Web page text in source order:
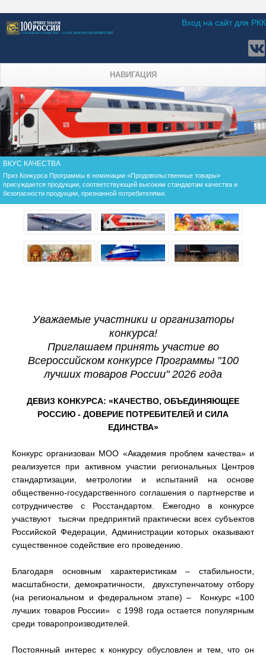
Вход на сайт для РКК
НАВИГАЦИЯ
ВКУС КАЧЕСТВА
Приз Конкурса Программы в номинации «Продовольственные товары»
присуждается продукции, соответствующей высоким стандартам качества и
безопасности продукции, признанной потребителями.
Уважаемые участники и организаторы
конкурса!
Приглашаем принять участие во
Всероссийском конкурсе Программы "100
лучших товаров России" 2026 года
ДЕВИЗ КОНКУРСА: «КАЧЕСТВО, ОБЪЕДИНЯЮЩЕЕ
РОССИЮ - ДОВЕРИЕ ПОТРЕБИТЕЛЕЙ И СИЛА
ЕДИНСТВА»
Конкурс организован МОО «Академия проблем качества» и
реализуется при активном участии региональных Центров
стандартизации, метрологии и испытаний на основе
общественно-государственного соглашения о партнерстве и
сотрудничестве с Росстандартом. Ежегодно в конкурсе
участвуют тысячи предприятий практически всех субъектов
Российской Федерации, Администрации которых оказывают
существенное содействие его проведению.
Благодаря основным характеристикам – стабильности,
масштабности, демократичности, двухступенчатому отбору
(на региональном и федеральном этапе) – Конкурс «100
лучших товаров России» с 1998 года остается популярным
среди товаропроизводителей.
Постоянный интерес к конкурсу обусловлен и тем, что он